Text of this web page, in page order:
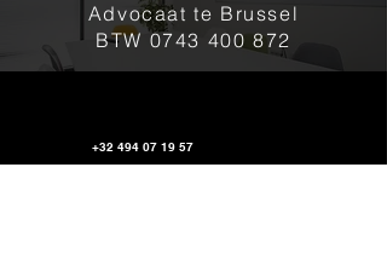
Advocaat te Brussel
BTW 0743 400 872
+32 494 07 19 57
frederik.lamiroy@advocaat.be